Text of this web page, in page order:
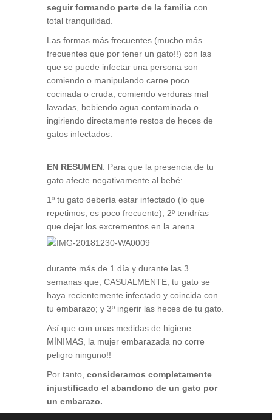
seguir formando parte de la familiacon
total tranquilidad.
Las formas más frecuentes (mucho más
frecuentes que por tener un gato!!) con las
que se puede infectar una persona son
comiendo o manipulando carne poco
cocinada o cruda, comiendo verduras mal
lavadas, bebiendo agua contaminada o
ingiriendo directamente restos de heces de
gatos infectados.
EN RESUMEN: Para que la presencia de tu
gato afecte negativamente al bebé:
1º tu gato debería estar infectado (lo que
repetimos, es poco frecuente); 2º tendrías
que dejar losexcrementos en la arena
durante más de 1 día y durante las 3
semanas que, CASUALMENTE, tu gato se
haya recientemente infectado y coincida con
tu embarazo; y 3º ingerir las heces de tu gato.
Así que con unas medidas de higiene
MÍNIMAS, la mujer embarazada no corre
peligro ninguno!!
Por tanto, consideramos completamente
injustificado el abandono de un gato por
un embarazo.